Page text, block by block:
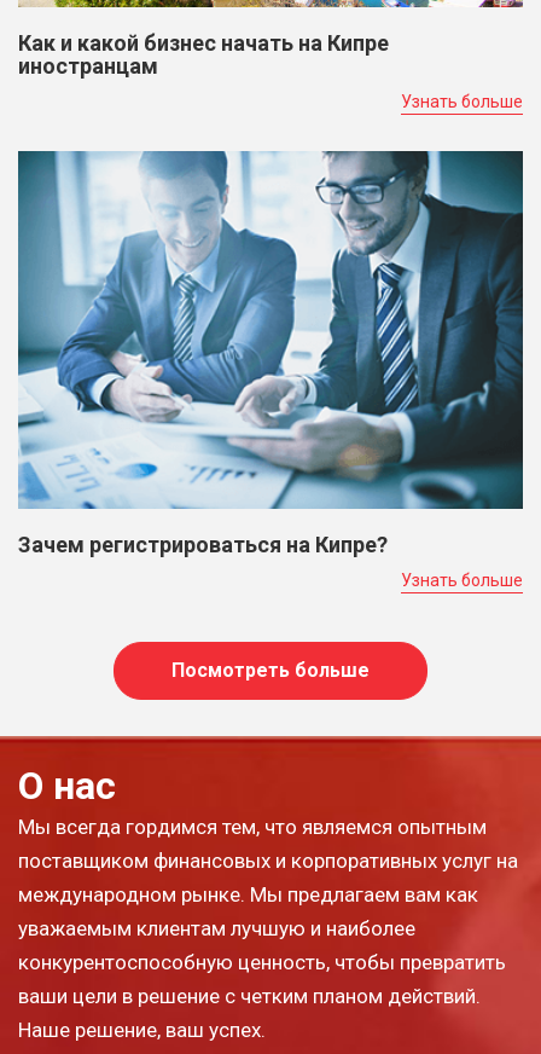
Как и какой бизнес начать на Кипре
иностранцам
Узнать больше
Зачем регистрироваться на Кипре?
Узнать больше
Посмотреть больше
О нас
Мы всегда гордимся тем, что являемся опытным
поставщиком финансовых и корпоративных услуг на
международном рынке. Мы предлагаем вам как
уважаемым клиентам лучшую и наиболее
конкурентоспособную ценность, чтобы превратить
ваши цели в решение с четким планом действий.
Наше решение, ваш успех.